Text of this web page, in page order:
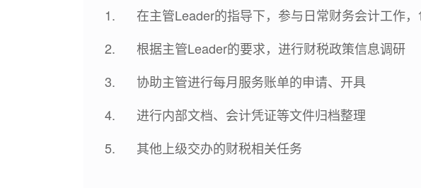
1. 在主管Leader的指导下，参与日常财务会计工作，
2. 根据主管Leader的要求，进行财税政策信息调研
3. 协助主管进行每月服务账单的申请、开具
4. 进行内部文档、会计凭证等文件归档整理
5. 其他上级交办的财税相关任务